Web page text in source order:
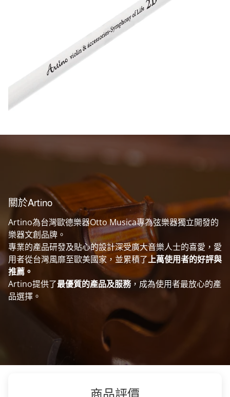
關於Artino
Artino為台灣歐德樂器Otto Musica專為弦樂器獨立開發的
樂器文創品牌。
專業的產品研發及貼心的設計深受廣大音樂人士的喜愛，愛
用者從台灣風靡至歐美國家，並累積了上萬使用者的好評與
推薦。
Artino提供了最優質的產品及服務，成為使用者最放心的產
品選擇。
商品評價